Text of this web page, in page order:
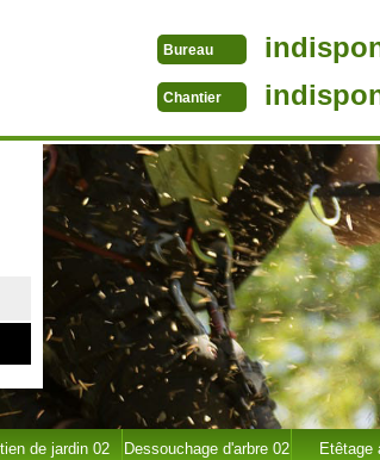
Bureau
Chantier
de jardin 02 Dessouchage d'arbre 02 Etêtage